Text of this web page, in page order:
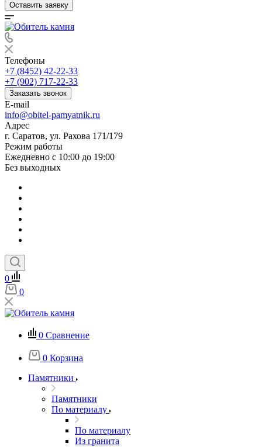
Оставить заявку
Телефоны
+7 (8452) 42-22-33
+7 (902) 717-22-33
Заказать звонок
E-mail
info@obitel-pamyatnik.ru
Адрес
г. Саратов, ул. Рахова 171/179
Режим работы
Ежедневно с 10:00 до 19:00
Без выходных
0
0
0 Сравнение
0 Корзина
Памятники
Памятники
По материалу
По материалу
Из гранита